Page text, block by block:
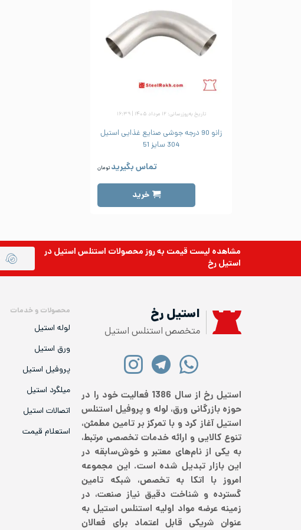
تاریخ به‌روزرسانی: ۱۲ مرداد ۱۴۰۵ | ۱۶:۳۹
زانو 90 درجه جوشی صنایع غذایی استیل
304 سایز 51
تماس بگیرید تومان
خرید
مشاهده لیست قیمت به روزمحصولات استنلس استیلدر
استیل رخ
استیل رخ
متخصص استنلس استیل
استیل رخ از سال 1386 فعالیت خود را در
حوزه بازرگانی ورق، لوله و پروفیل استنلس
استیل آغاز کرد و با تمرکز بر تامین مطمئن،
تنوع کالایی و ارائه خدمات تخصصی مرتبط،
به یکی از نام‌های معتبر و خوش‌سابقه در
این بازار تبدیل شده است. این مجموعه
امروز با اتکا به تخصص، شبکه تامین
گسترده و شناخت دقیق نیاز صنعت، در
زمینه عرضه مواد اولیه استنلس استیل به
عنوان شریکی قابل اعتماد برای فعالان
محصولات و خدمات
لوله استیل
ورق استیل
پروفیل استیل
میلگرد استیل
اتصالات استیل
استعلام قیمت